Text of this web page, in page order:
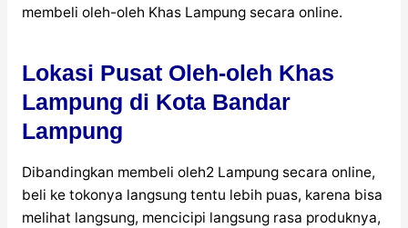
membeli oleh-oleh Khas Lampung secara online.
Lokasi Pusat Oleh-oleh Khas
Lampung di Kota Bandar
Lampung
Dibandingkan membeli oleh2 Lampung secara online,
beli ke tokonya langsung tentu lebih puas, karena bisa
melihat langsung, mencicipi langsung rasa produknya,